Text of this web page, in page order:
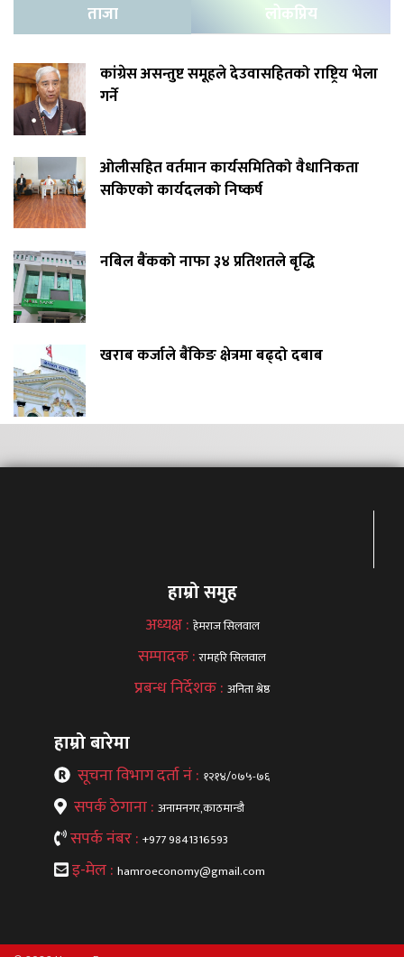
ताजा लोकप्रिय
कांग्रेस असन्तुष्ट समूहले देउवासहितको राष्ट्रिय भेला
गर्ने
ओलीसहित वर्तमान कार्यसमितिको वैधानिकता
सकिएको कार्यदलको निष्कर्ष
नबिल बैंकको नाफा ३४ प्रतिशतले बृद्धि
खराब कर्जाले बैंकिङ क्षेत्रमा बढ्दो दबाब
हाम्रो समुह
अध्यक्ष : हेमराज सिलवाल
सम्पादक :रामहरि सिलवाल
प्रबन्ध निर्देशक : अनिता श्रेष्ठ
हाम्रो बारेमा
सूचना विभाग दर्ता नं : १२१४/०७५-७६
सपर्क ठेगाना : अनामनगर,काठमान्डौ
सपर्क नंबर : +977 9841316593
इ-मेल : hamroeconomy@gmail.com